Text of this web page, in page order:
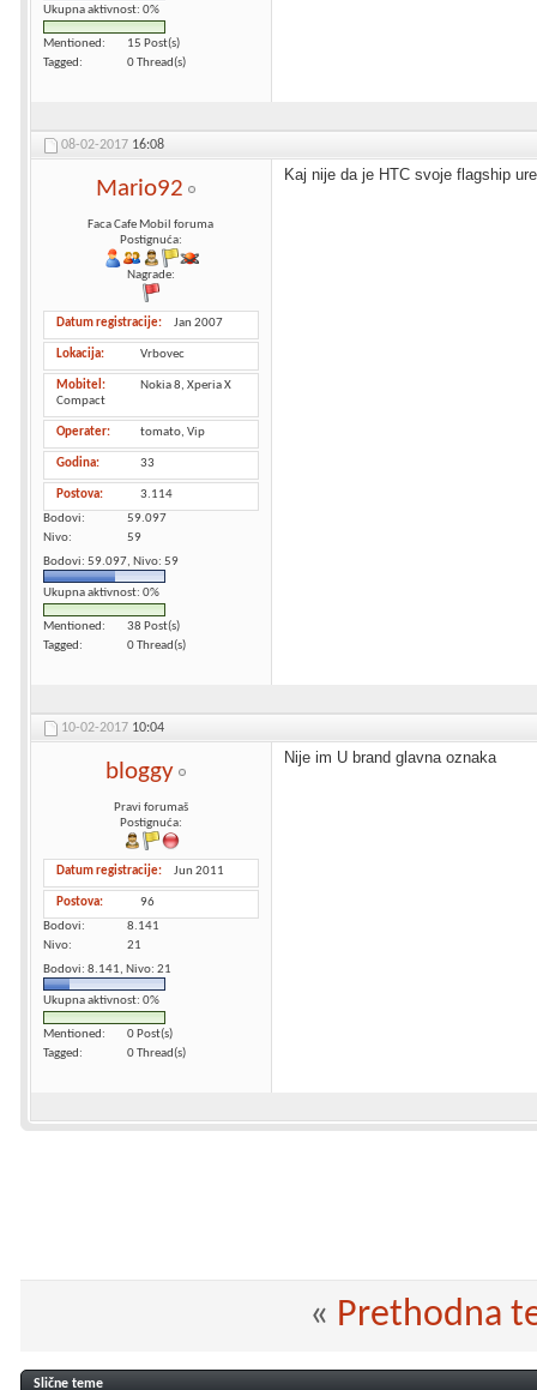
Ukupna aktivnost: 0%
Mentioned
15 Post(s)
Tagged
0 Thread(s)
08-02-2017 16:08
Mario92
Faca Cafe Mobil foruma
Postignuća:
Nagrade:
Datum registracije Jan 2007
Lokacija Vrbovec
Mobitel
Nokia 8, Xperia X
Compact
Operater tomato, Vip
Godina 33
Postova
3.114
Bodovi
59.097
Nivo
59
Bodovi: 59.097, Nivo: 59
Ukupna aktivnost: 0%
Mentioned
38 Post(s)
Tagged
0 Thread(s)
Kaj nije da je HTC svoje flagship
10-02-2017 10:04
bloggy
Pravi forumaš
Postignuća:
Datum registracije Jun 2011
Postova
96
Bodovi
8.141
Nivo
21
Bodovi: 8.141, Nivo: 21
Ukupna aktivnost: 0%
Mentioned
0 Post(s)
Tagged
0 Thread(s)
Nije im U brand glavna oznaka
« Prethodna
Slične teme